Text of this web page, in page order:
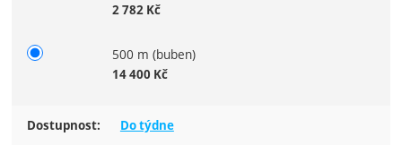
2 782 Kč
500 m (buben)
14 400 Kč
Dostupnost:
Do týdne